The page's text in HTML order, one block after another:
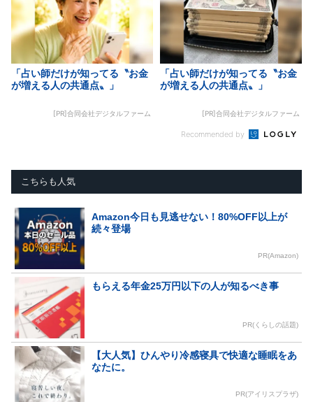
「占い師だけが知ってる〝お金
が増える人の共通点〟」
[PR]合同会社デジタルファーム
「占い師だけが知ってる〝お金
が増える人の共通点〟」
[PR]合同会社デジタルファーム
Recommended by
こちらも人気
Amazon今日も見逃せない！80%OFF以上が
続々登場
PR(Amazon)
もらえる年金25万円以下の人が知るべき事
PR(くらしの話題)
【大人気】ひんやり冷感寝具で快適な睡眠をあ
なたに。
PR(アイリスプラザ)